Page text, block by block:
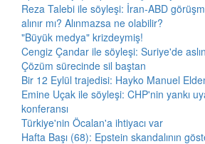
Reza Talebi ile söyleşi: İran-ABD
alınır mı? Alınmazsa ne olabilir?
"Büyük medya" krizdeymiş!
Cengiz Çandar ile söyleşi: Suriye'de
Çözüm sürecinde sil baştan
Bir 12 Eylül trajedisi: Hayko Manuel
Emine Uçak ile söyleşi: CHP'nin yankı
konferansı
Türkiye'nin Öcalan'a ihtiyacı var
Hafta Başı (68): Epstein skandalının